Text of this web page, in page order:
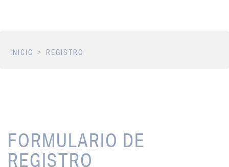
INICIO REGISTRO
FORMULARIO DE
REGISTRO